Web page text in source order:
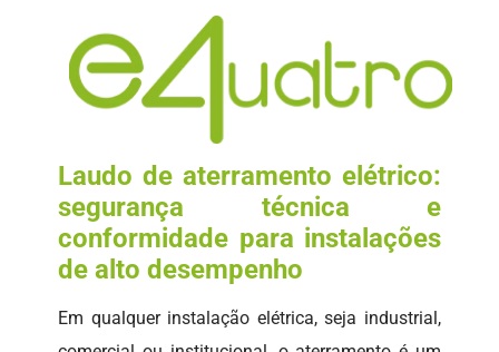
Laudo de aterramento elétrico:
segurança técnica e
conformidade para instalações
de alto desempenho
Em qualquer instalação elétrica, seja industrial,